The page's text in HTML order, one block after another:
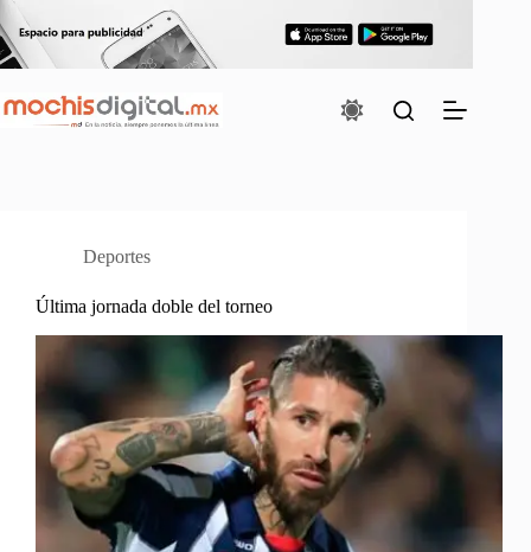
Saltar
al
contenido
Deportes
Última jornada doble del torneo